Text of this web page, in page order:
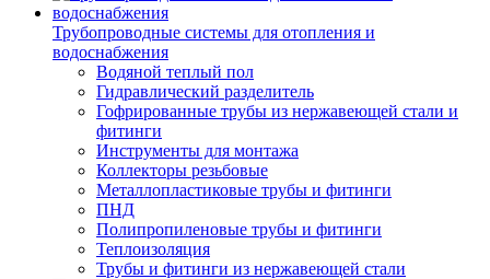
Трубопроводные системы для отопления и
водоснабжения
Водяной теплый пол
Гидравлический разделитель
Гофрированные трубы из нержавеющей стали и
фитинги
Инструменты для монтажа
Коллекторы резьбовые
Металлопластиковые трубы и фитинги
ПНД
Полипропиленовые трубы и фитинги
Теплоизоляция
Трубы и фитинги из нержавеющей стали